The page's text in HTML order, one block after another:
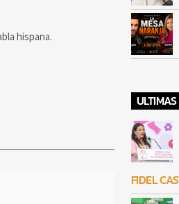
hispana.
FIDEL